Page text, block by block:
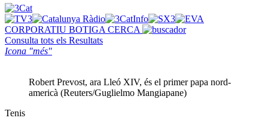
CORPORATIU BOTIGA CERCA
Consulta tots els Resultats
Icona "més"
Robert Prevost, ara Lleó XIV, és el primer papa nord-
americà (Reuters/Guglielmo Mangiapane)
Tenis